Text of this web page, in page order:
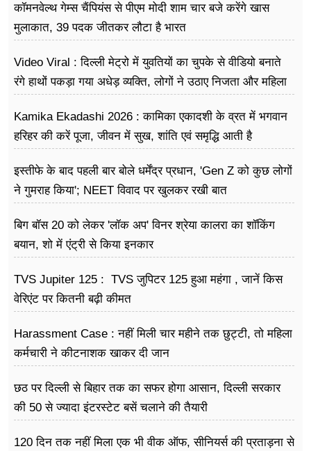
कॉमनवेल्थ गेम्स चैंपियंस से पीएम मोदी शाम चार बजे करेंगे खास
मुलाकात, 39 पदक जीतकर लौटा है भारत
Video Viral : दिल्ली मेट्रो में युवतियों का चुपके से वीडियो बनाते
रंगे हाथों पकड़ा गया अधेड़ व्यक्ति, लोगों ने उठाए निजता और महिला
Kamika Ekadashi 2026 : कामिका एकादशी के व्रत में भगवान
हरिहर की करें पूजा, जीवन में सुख, शांति एवं समृद्धि आती है
इस्तीफे के बाद पहली बार बोले धर्मेंद्र प्रधान, 'Gen Z को कुछ लोगों
ने गुमराह किया'; NEET विवाद पर खुलकर रखी बात
बिग बॉस 20 को लेकर 'लॉक अप' विनर श्रेया कालरा का शॉकिंग
बयान, शो में एंट्री से किया इनकार
TVS Jupiter 125 : TVS जुपिटर 125 हुआ महंगा , जानें किस
वेरिएंट पर कितनी बढ़ी कीमत
Harassment Case : नहीं मिली चार महीने तक छुट्टी, तो महिला
कर्मचारी ने कीटनाशक खाकर दी जान
छठ पर दिल्ली से बिहार तक का सफर होगा आसान, दिल्ली सरकार
की 50 से ज्यादा इंटरस्टेट बसें चलाने की तैयारी
120 दिन तक नहीं मिला एक भी वीक ऑफ, सीनियर्स की प्रताड़ना से